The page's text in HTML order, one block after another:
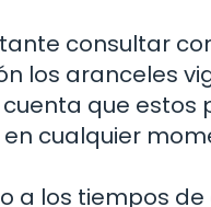
consultar
los aranceles
que estos
cualquier
a los tiempos de